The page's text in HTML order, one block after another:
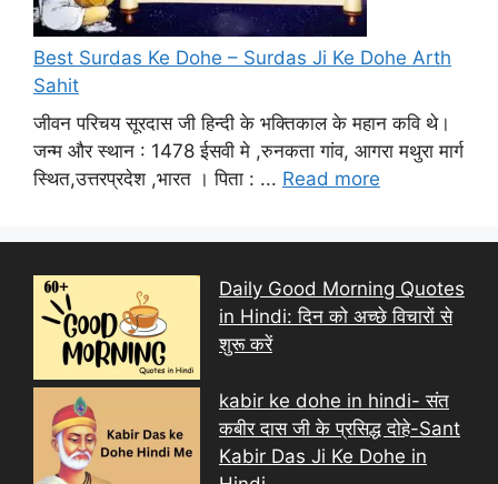
Best Surdas Ke Dohe – Surdas Ji Ke Dohe Arth
Sahit
जीवन परिचय सूरदास जी हिन्दी के भक्तिकाल के महान कवि थे।
जन्म और स्थान : 1478 ईसवी मे ,रुनकता गांव, आगरा मथुरा मार्ग
स्थित,उत्तरप्रदेश ,भारत । पिता : ... Read more
Daily Good Morning Quotes
in Hindi: दिन को अच्छे विचारों से
शुरू करें
kabir ke dohe in hindi- संत
कबीर दास जी के प्रसिद्ध दोहे-Sant
Kabir Das Ji Ke Dohe in